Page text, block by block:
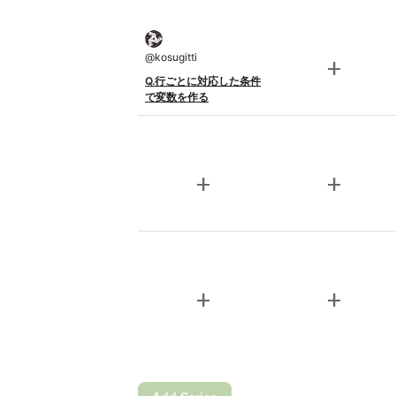
@kosugitti
Q.行ごとに対応した条件
で変数を作る
add
add add
add add